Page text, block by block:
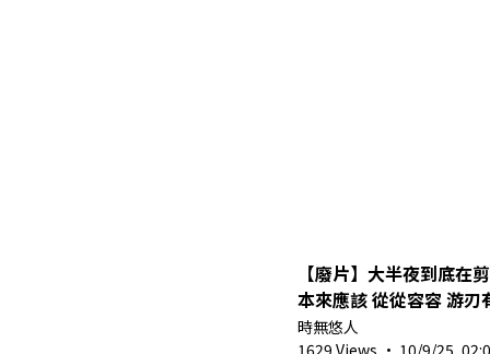
【廢片】大半夜到底在
本來應該 從從容容 游刃
時無悠人
1629 Views · 10/9/25,